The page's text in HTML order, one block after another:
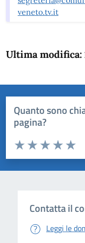
veneto.tv.it
Ultima modifica:
Quanto sono
pagina?
Domanda
Valuta da 1 a 5 stelle la
Valuta 4
Valuta 3
Valuta 2 stelle
Valuta 1 stelle su 5
Contatta il
Leggi le